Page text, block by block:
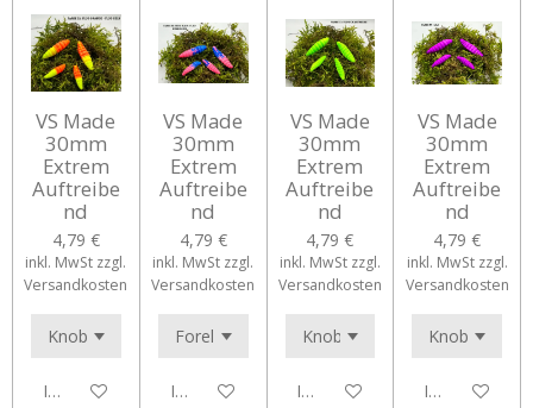
VS Made
30mm
Extrem
Auftreibe
nd
4,79 €
inkl. MwSt zzgl.
Versandkosten
In den Warenkorb
VS Made
30mm
Extrem
Auftreibe
nd
4,79 €
inkl. MwSt zzgl.
Versandkosten
In den Warenkorb
VS Made
30mm
Extrem
Auftreibe
nd
4,79 €
inkl. MwSt zzgl.
Versandkosten
In den Warenkorb
VS Made
30mm
Extrem
Auftreibe
nd
4,79 €
inkl. MwSt zzgl.
Versandkosten
In den